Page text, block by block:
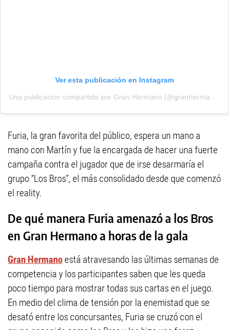
Ver esta publicación en Instagram
Una publicación compartida por Gran Hermano (@granhermanoar)
Furia, la gran favorita del público, espera un mano a
mano con Martín y fue la encargada de hacer una fuerte
campaña contra el jugador que de irse desarmaría el
grupo “Los Bros”, el más consolidado desde que comenzó
el reality.
De qué manera Furia amenazó a los Bros
en Gran Hermano a horas de la gala
Gran Hermanoestá atravesando las últimas semanas de
competencia y los participantes saben que les queda
poco tiempo para mostrar todas sus cartas en el juego.
En medio del clima de tensión por la enemistad que se
desató entre los concursantes, Furia se cruzó con el